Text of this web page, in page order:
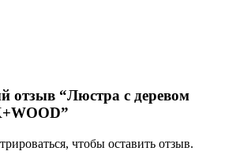
отзыв “Люстра с деревом
чтобы оставить отзыв.